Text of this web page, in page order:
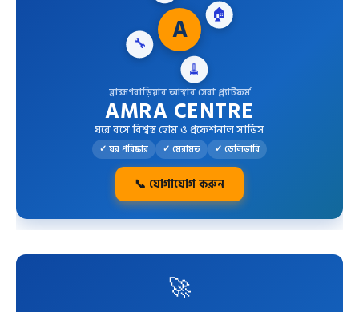
🏠
A
ব্রাহ্মণবাড়িয়ার আস্থার সেবা প্ল্যাটফর্ম
AMRA CENTRE
ঘরে বসে বিশ্বস্ত হোম ও প্রফেশনাল সার্ভিস
✓ ঘর পরিষ্কার ✓ মেরামত ✓ ডেলিভারি
📞 যোগাযোগ করুন
🚀